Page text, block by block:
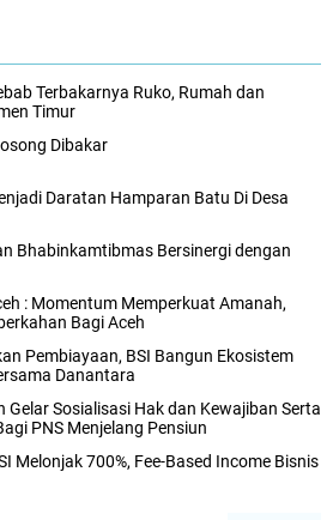
Terbakarnya Ruko, Rumah dan
Timur
Dibakar
Daratan Hamparan Batu Di Desa
Bhabinkamtibmas Bersinergi dengan
: Momentum Memperkuat Amanah,
Bagi Aceh
Pembiayaan, BSI Bangun Ekosistem
Danantara
Gelar Sosialisasi Hak dan Kewajiban Serta
PNS Menjelang Pensiun
Melonjak 700%, Fee-Based Income Bisnis